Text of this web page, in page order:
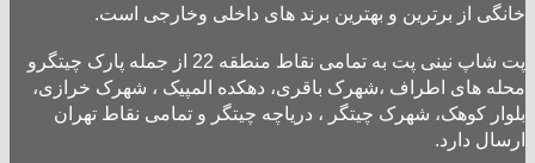
خانگی از برترین و بهترین برند های داخلی وخارجی است.
پت شاپ نینی پت به تمامی نقاط منطقه 22 از جمله پارک چیتگرو
محله های اطراف ،شهرک باقری، دهکده المپیک ، شهرک خرازی،
بلوار کوهک، شهرک چیتگر ، دریاچه چیتگر و تمامی نقاط تهران
ارسال دارد.